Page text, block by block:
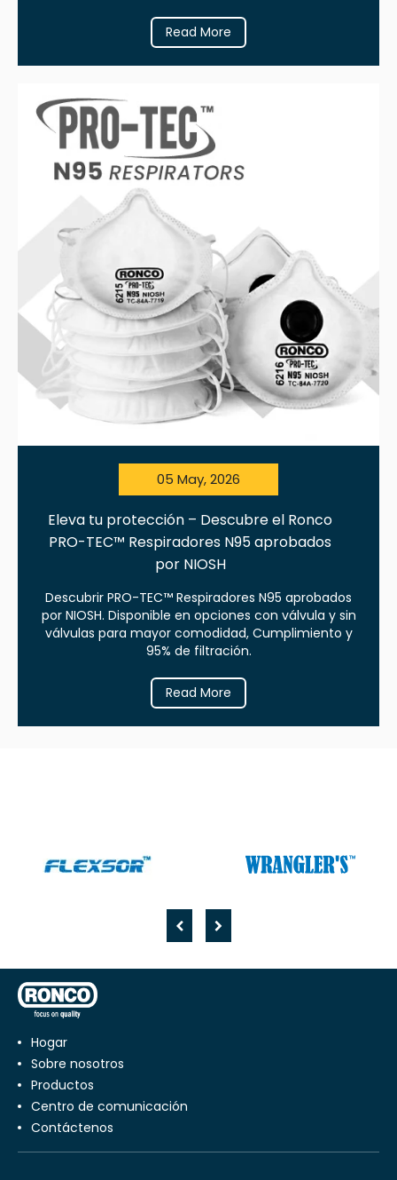
Read More
05 May, 2026
Eleva tu protección – Descubre el Ronco
PRO-TEC™ Respiradores N95 aprobados
por NIOSH
Descubrir PRO-TEC™ Respiradores N95 aprobados
por NIOSH. Disponible en opciones con válvula y sin
válvulas para mayor comodidad, Cumplimiento y
95% de filtración.
Read More
Hogar
Sobre nosotros
productos
centro de comunicación
Contáctenos